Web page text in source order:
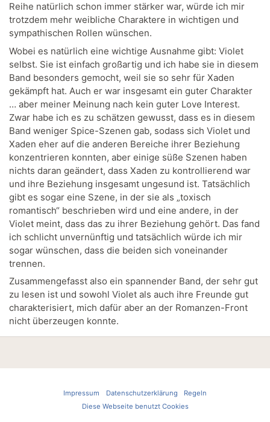
Reihe natürlich schon immer stärker war, würde ich mir
trotzdem mehr weibliche Charaktere in wichtigen und
sympathischen Rollen wünschen.
Wobei es natürlich eine wichtige Ausnahme gibt: Violet
selbst. Sie ist einfach großartig und ich habe sie in diesem
Band besonders gemocht, weil sie so sehr für Xaden
gekämpft hat. Auch er war insgesamt ein guter Charakter
… aber meiner Meinung nach kein guter Love Interest.
Zwar habe ich es zu schätzen gewusst, dass es in diesem
Band weniger Spice-Szenen gab, sodass sich Violet und
Xaden eher auf die anderen Bereiche ihrer Beziehung
konzentrieren konnten, aber einige süße Szenen haben
nichts daran geändert, dass Xaden zu kontrollierend war
und ihre Beziehung insgesamt ungesund ist. Tatsächlich
gibt es sogar eine Szene, in der sie als „toxisch
romantisch“ beschrieben wird und eine andere, in der
Violet meint, dass das zu ihrer Beziehung gehört. Das fand
ich schlicht unvernünftig und tatsächlich würde ich mir
sogar wünschen, dass die beiden sich voneinander
trennen.
Zusammengefasst also ein spannender Band, der sehr gut
zu lesen ist und sowohl Violet als auch ihre Freunde gut
charakterisiert, mich dafür aber an der Romanzen-Front
nicht überzeugen konnte.
Impressum Datenschutzerklärung
Regeln
Diese Webseite benutzt Cookies